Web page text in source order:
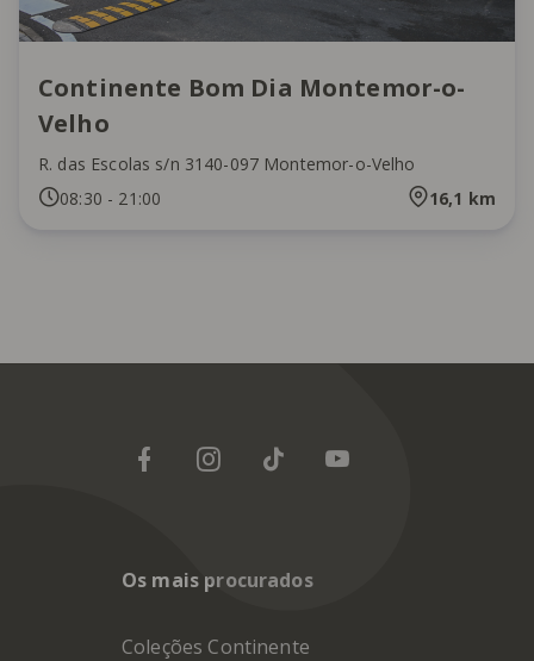
Continente Bom Dia Montemor-o-
Velho
R. das Escolas s/n 3140-097 Montemor-o-Velho
08:30 - 21:00 16,1 km
Os mais procurados
Coleções Continente